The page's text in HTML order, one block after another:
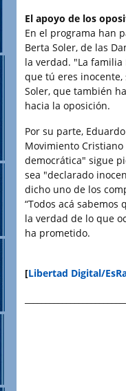
El apoyo de los
En el programa han
Berta Soler, de las
la verdad. "La
que tú eres
Soler, que también
hacia la oposición.
Por su parte,
Movimiento
democrática" sigue
sea "declarado
dicho uno de los
“Todos acá sabemos
la verdad de lo que
ha prometido.
[Libertad Digital/